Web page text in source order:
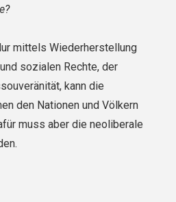
mittels Wiederherstellung
sozialen Rechte, der
kann die
den Nationen und Völkern
muss aber die neoliberale